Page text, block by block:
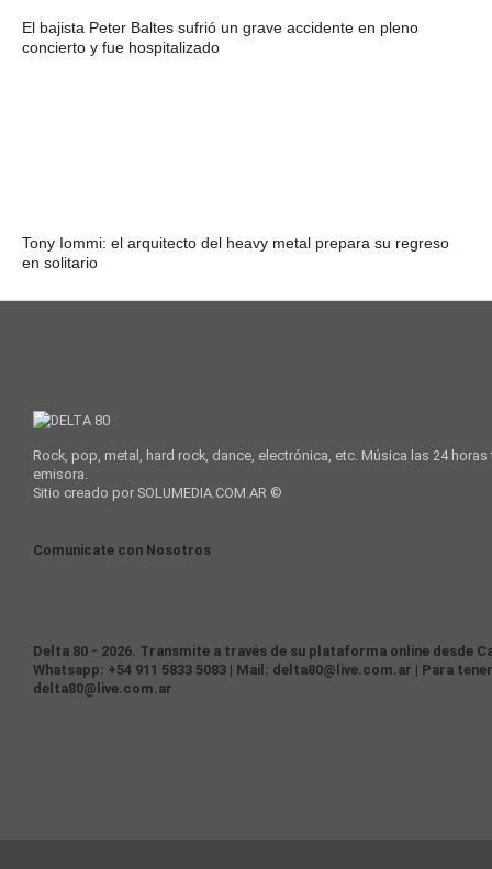
El bajista Peter Baltes sufrió un grave accidente en pleno
concierto y fue hospitalizado
Tony Iommi: el arquitecto del heavy metal prepara su regreso
en solitario
Rock, pop, metal, hard rock, dance, electrónica, etc. Música las 24
emisora.
Sitio creado por SOLUMEDIA.COM.AR ©
Comunicate con Nosotros
Delta 80 - 2026. Transmite a través de su plataforma online desde
Whatsapp: +54 911 5833 5083 | Mail: delta80@live.com.ar | Para
delta80@live.com.ar